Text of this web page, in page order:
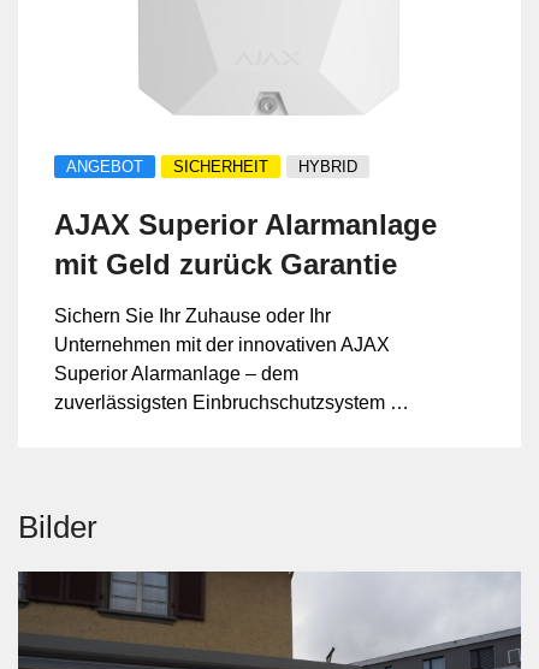
ANGEBOT SICHERHEIT HYBRID
AJAX Superior Alarmanlage
mit Geld zurück Garantie
Sichern Sie Ihr Zuhause oder Ihr
Unternehmen mit der innovativen AJAX
Superior Alarmanlage – dem
zuverlässigsten Einbruchschutzsystem der
Installation, Programmierung und App-
Security GmbH – 17 Jahre Erfahrung in
Sicherheitstechnik inklusive.
Bilder